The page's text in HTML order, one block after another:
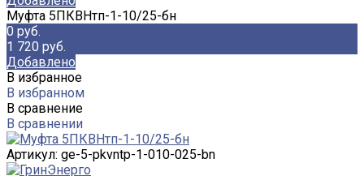
Муфта 5ПКВНтп-1-10/25-бн
0 руб.
1 720 руб.
Добавлено
В избранное
В избранном
В сравнение
В сравнении
Артикул: ge-5-pkvntp-1-010-025-bn